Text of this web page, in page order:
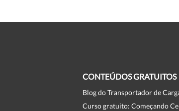
CONTEÚDOS GRATUITOS
Blog do Transportador de
Curso gratuito: Começando